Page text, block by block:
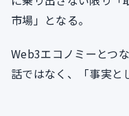
市場」となる。
Web3エコノミーとつ
話ではなく、「事実と